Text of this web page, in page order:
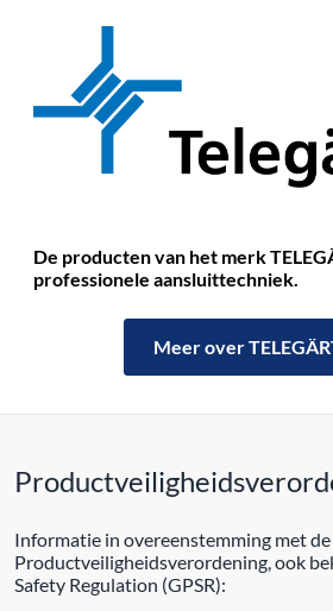
De producten van het merk
professionele aansluittechniek.
Meer over
Informatie in overeenstemming met de
Productveiligheidsverordening, ook
Safety Regulation (GPSR):